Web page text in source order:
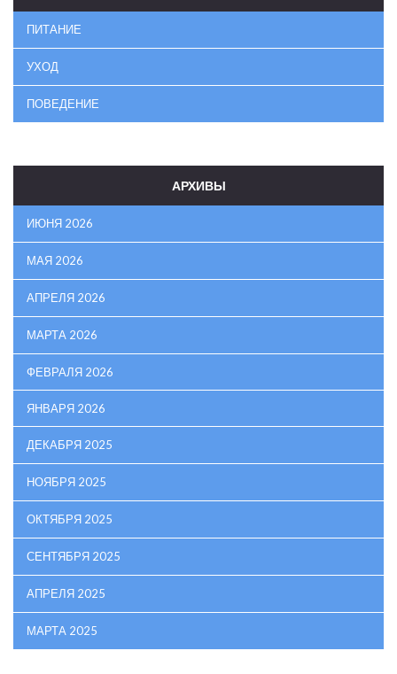
ПИТАНИЕ
УХОД
ПОВЕДЕНИЕ
АРХИВЫ
ИЮНЯ 2026
МАЯ 2026
АПРЕЛЯ 2026
МАРТА 2026
ФЕВРАЛЯ 2026
ЯНВАРЯ 2026
ДЕКАБРЯ 2025
НОЯБРЯ 2025
ОКТЯБРЯ 2025
СЕНТЯБРЯ 2025
АПРЕЛЯ 2025
МАРТА 2025